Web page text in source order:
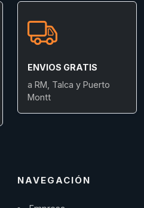
ENVIOS GRATIS
a RM, Talca y Puerto
Montt
NAVEGACIÓN